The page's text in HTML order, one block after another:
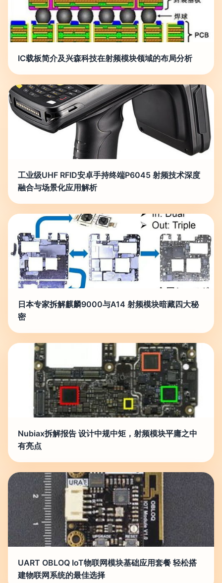
IC载板简介及兴森科技在射频模块领域的布局分析
工业级UHF RFID安卓手持终端P6045 射频技术深度
融合与场景化应用解析
日本专家拆解麒麟9000与A14 射频模块暗藏四大秘
密
Nubiax拆解报告 设计中规中矩，射频模块平庸之中
有亮点
UART OBLOQ IoT物联网模块基础应用套餐 轻松搭
建物联网系统的最佳选择